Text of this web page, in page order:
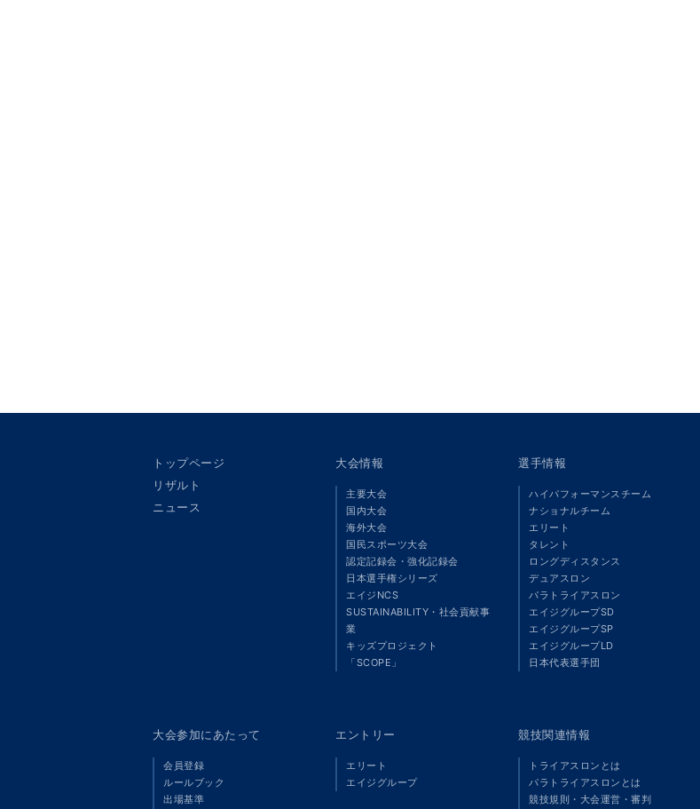
トップページ
リザルト
ニュース
大会情報
主要大会
国内大会
海外大会
国民スポーツ大会
認定記録会・強化記録会
日本選手権シリーズ
エイジNCS
SUSTAINABILITY・社会貢献事
業
キッズプロジェクト
「SCOPE」
選手情報
ハイパフォーマンスチーム
ナショナルチーム
エリート
タレント
ロングディスタンス
デュアスロン
パラトライアスロン
エイジグループSD
エイジグループSP
エイジグループLD
日本代表選手団
大会参加にあたって
会員登録
ルールブック
出場基準
エントリー
エリート
エイジグループ
競技関連情報
トライアスロンとは
パラトライアスロンとは
競技規則・大会運営・審判